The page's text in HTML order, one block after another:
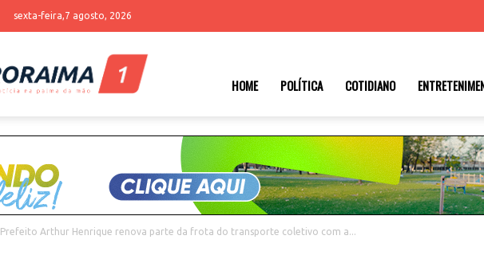
sexta-feira,7 agosto, 2026
HOME POLÍTICA COTIDIANO
Prefeito Arthur Henrique renova parte da frota do transporte coletivo com a...